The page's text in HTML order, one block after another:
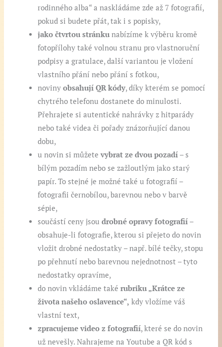
rodinného alba“ a naskládáme zde až 7 fotografií,
pokud si budete přát, tak i s popisky,
jako čtvrtou stránku nabízíme k výběru kromě
fotopřílohy také volnou stranu pro vlastnoruční
podpisy a gratulace, další variantou je vložení
vlastního přání nebo přání s fotkou,
novinyobsahují QR kódy, díky kterém se pomocí
chytrého telefonu dostanete do minulosti.
Přehrajete si autentické nahrávky z hitparády
nebo také videa či pořady znázorňující danou
dobu,
u novin si můžetevybrat ze dvou pozadí – s
bílým pozadím nebo se zažloutlým jako starý
papír. To stejné je možné také u fotografií –
fotografii černobílou, barevnou nebo v barvě
sépie,
součástí ceny jsoudrobné opravy fotografií –
obsahuje-li fotografie, kterou si přejeto do novin
vložit drobné nedostatky – např. bílé tečky, stopu
po přehnutí nebo barevnou nejednotnost – tyto
nedostatky opravíme,
do novin vkládáme takérubriku „Krátce ze
života našeho oslavence“, kdy vložíme váš
vlastní text,
zpracujeme video z fotografií, které se do novin
už nevešly. Nahrajeme na Youtube a QR kód s